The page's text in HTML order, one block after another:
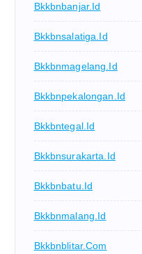
Bkkbnbanjar.id
Bkkbnsalatiga.id
Bkkbnmagelang.id
Bkkbnpekalongan.id
Bkkbntegal.id
Bkkbnsurakarta.id
Bkkbnbatu.id
Bkkbnmalang.id
Bkkbnblitar.com